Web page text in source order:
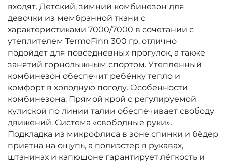
входят. Детский, зимний комбинезон для
девочки из мембранной ткани с
характеристиками 7000/7000 в сочетании с
утеплителем TermoFinn 300 гр. отлично
подойдет для повседневных прогулок, а также
занятий горнолыжным спортом. Утепленный
комбинезон обеспечит ребёнку тепло и
комфорт в холодную погоду. Особенности
комбинезона: Прямой крой с регулируемой
кулиской по линии талии обеспечивает свободу
движений. Система «свободные руки».
Подкладка из микрофлиса в зоне спинки и бёдер
приятна на ощупь, а полиэстер в рукавах,
штанинах и капюшоне гарантирует лёгкость и